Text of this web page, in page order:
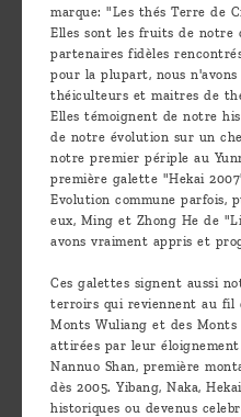
marque: "Les thés Terre de
Elles sont les fruits de notre
partenaires fidèles
pour la plupart, nous n'avons
théiculteurs et maitres de
Elles témoignent de notre
de notre évolution sur un
notre premier périple au
première galette "Hekai
Evolution commune parfois,
eux, Ming et Zhong He de
avons vraiment appris et
Ces galettes signent aussi
terroirs qui reviennent au fil
Monts Wuliang et des
attirées par leur
Nannuo Shan, première
dès 2005. Yibang, Naka,
historiques ou devenus